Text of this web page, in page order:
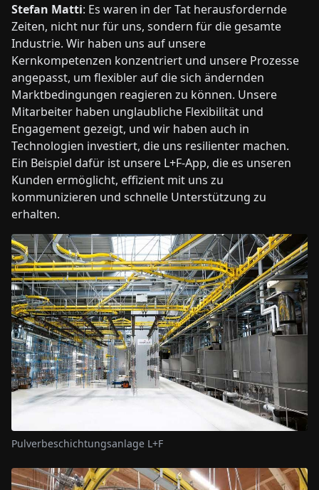
Stefan Matti: Es waren in der Tat herausfordernde
Zeiten, nicht nur für uns, sondern für die gesamte
Industrie. Wir haben uns auf unsere
Kernkompetenzen konzentriert und unsere Prozesse
angepasst, um flexibler auf die sich ändernden
Marktbedingungen reagieren zu können. Unsere
Mitarbeiter haben unglaubliche Flexibilität und
Engagement gezeigt, und wir haben auch in
Technologien investiert, die uns resilienter machen.
Ein Beispiel dafür ist unsere L+F-App, die es unseren
Kunden ermöglicht, effizient mit uns zu
kommunizieren und schnelle Unterstützung zu
erhalten.
Pulverbeschichtungsanlage L+F